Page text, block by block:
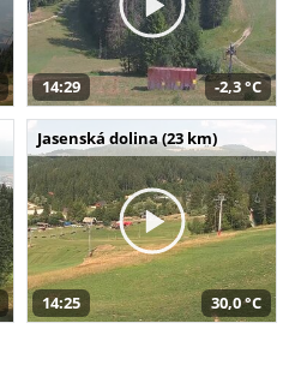
14:29 -2,3 °C
Jasenská dolina (23 km)
14:25 30,0 °C